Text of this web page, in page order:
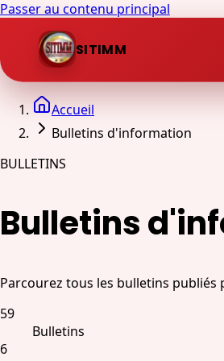
Passer au contenu principal
SITIMM
Accueil
Bulletins d'information
BULLETINS
Bulletins
Parcourez tous les bulletins publiés
59
Bulletins
6